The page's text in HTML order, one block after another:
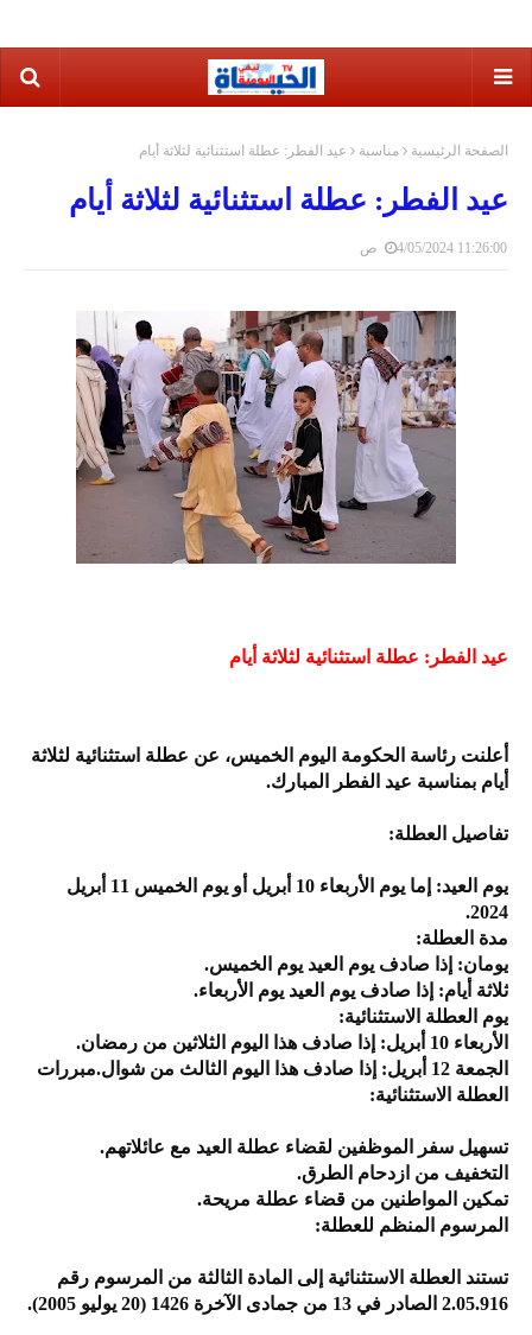
الصفحة الرئيسية مناسبة عيد الفطر: عطلة استثنائية لثلاثة أيام
عيد الفطر: عطلة استثنائية لثلاثة أيام
4/05/2024 11:26:00 ص
عيد الفطر: عطلة استثنائية لثلاثة أيام
أعلنت رئاسة الحكومة اليوم الخميس، عن عطلة استثنائية لثلاثة
أيام بمناسبة عيد الفطر المبارك.
تفاصيل العطلة:
يوم العيد: إما يوم الأربعاء 10 أبريل أو يوم الخميس 11 أبريل
2024.
مدة العطلة:
يومان: إذا صادف يوم العيد يوم الخميس.
ثلاثة أيام: إذا صادف يوم العيد يوم الأربعاء.
يوم العطلة الاستثنائية:
الأربعاء 10 أبريل: إذا صادف هذا اليوم الثلاثين من رمضان.
الجمعة 12 أبريل: إذا صادف هذا اليوم الثالث من شوال.مبررات
العطلة الاستثنائية:
تسهيل سفر الموظفين لقضاء عطلة العيد مع عائلاتهم.
التخفيف من ازدحام الطرق.
تمكين المواطنين من قضاء عطلة مريحة.
المرسوم المنظم للعطلة:
تستند العطلة الاستثنائية إلى المادة الثالثة من المرسوم رقم
2.05.916 الصادر في 13 من جمادى الآخرة 1426 (20 يوليو 2005).